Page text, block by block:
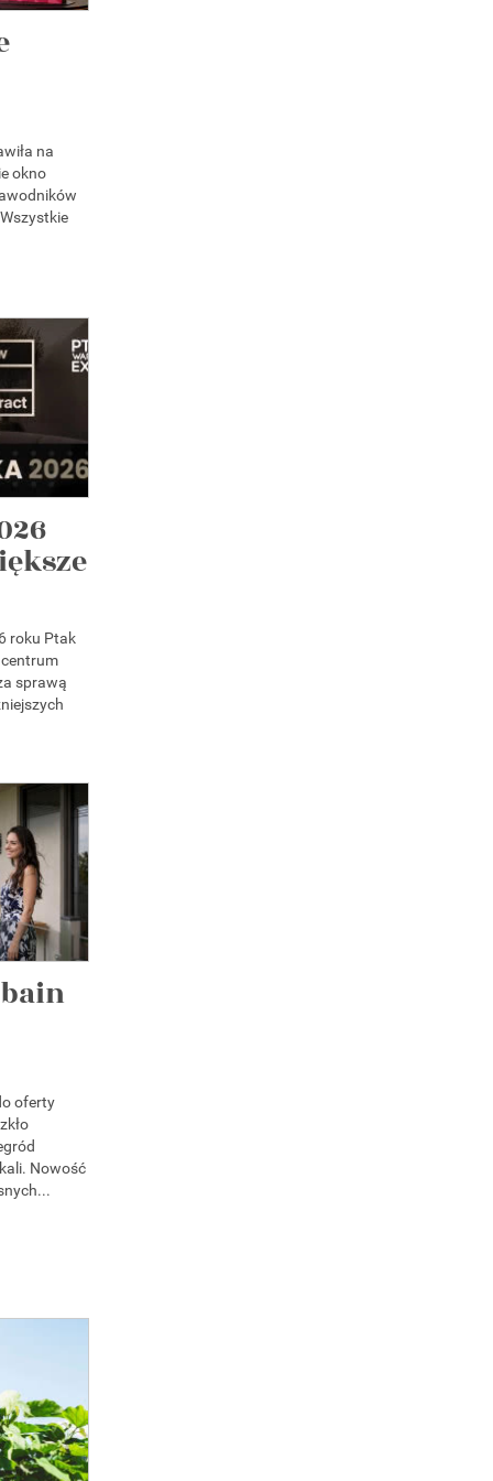
na
okno
roku Ptak
sprawą
oferty
Nowość